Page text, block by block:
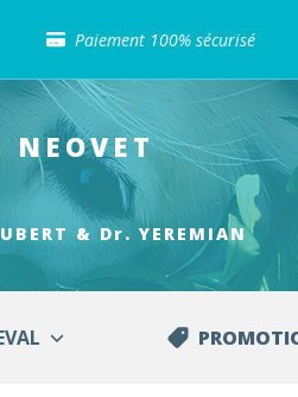
Paiement 100% sécurisé
Retour gratuit en clinique
Sélection de croquettes vétérinaire
Paiement 100% sécurisé
Livraison gratuite en clinique
Retour gratuit en clinique
Sélection de croquettes vétérinaire
NEOVET
& Dr. YEREMIAN